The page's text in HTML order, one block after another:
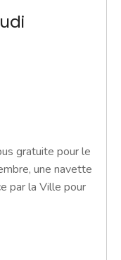
gratuite pour le
une navette
par la Ville pour